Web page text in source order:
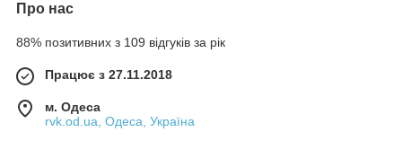
Про нас
88% позитивних з 109 відгуків за рік
Працює з 27.11.2018
м. Одеса
rvk.od.ua, Одеса, Україна